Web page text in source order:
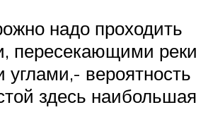
надо проходить
пересекающими реки
вероятность
здесь наибольшая